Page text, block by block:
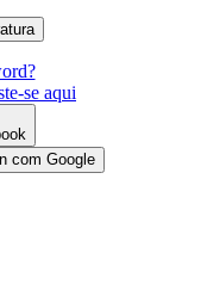
se aqui
com Google